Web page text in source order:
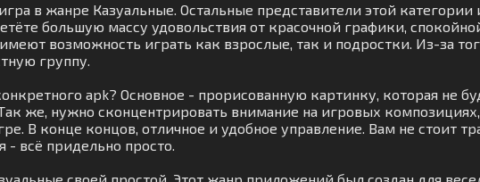
в жанре Казуальные. Остальные представители этой
большую массу удовольствия от красочной графики,
возможность играть как взрослые, так и подростки. Из-за
группу.
apk? Основное - прорисованную картинку, которая не
же, нужно сконцентрировать внимание на игровых
В конце концов, отличное и удобное управление. Вам не стоит
- всё придельно просто.